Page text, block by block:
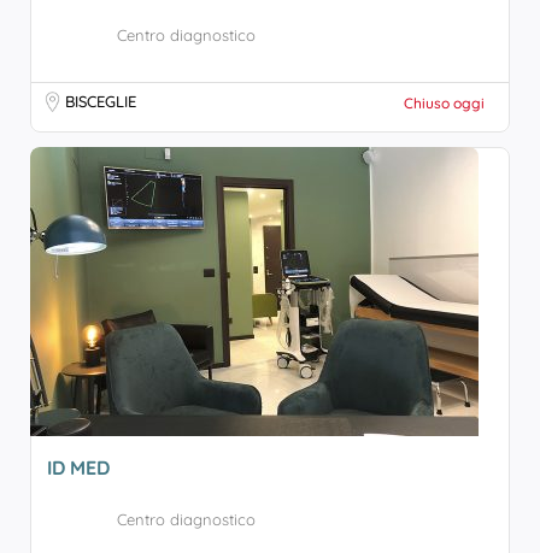
Centro diagnostico
BISCEGLIE Chiuso oggi
ID MED
Centro diagnostico